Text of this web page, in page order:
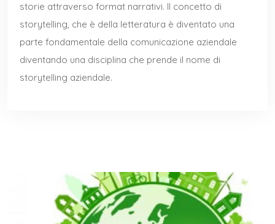
storie attraverso format narrativi. Il concetto di
storytelling, che è della letteratura è diventato una
parte fondamentale della comunicazione aziendale
diventando una disciplina che prende il nome di
storytelling aziendale.